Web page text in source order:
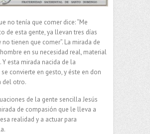
no tenía que comer dice: “Me
de esta gente, ya llevan tres días
tienen que comer”. La mirada de
en su necesidad real, material
Y esta mirada nacida de la
convierte en gesto, y éste en don
del otro.
de la gente sencilla Jesús
de compasión que le lleva a
realidad y a actuar para